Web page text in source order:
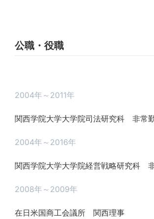
公職・役職
2004年～2011年
関西学院大学大学院司法研究科 非常
2004年～2016年
関西学院大学大学院経営戦略研究科
2008年～2009年
在日米国商工会議所 関西理事